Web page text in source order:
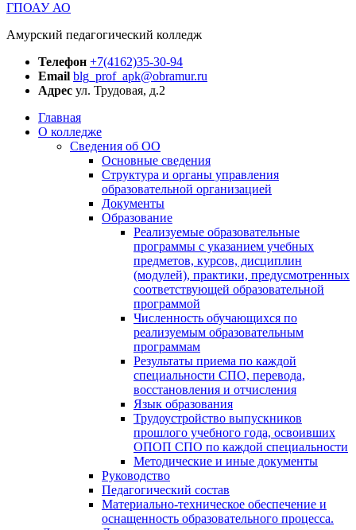
ГПОАУ АО
Амурский педагогический колледж
Телефон +7(4162)35-30-94
Email blg_prof_apk@obramur.ru
Адрес ул. Трудовая, д.2
Главная
О колледже
Сведения об ОО
Основные сведения
Структура и органы управления
образовательной организацией
Документы
Образование
Реализуемые образовательные
программы с указанием учебных
предметов, курсов, дисциплин
(модулей), практики, предусмотренных
соответствующей образовательной
программой
Численность обучающихся по
реализуемым образовательным
программам
Результаты приема по каждой
специальности СПО, перевода,
восстановления и отчисления
Язык образования
Трудоустройство выпускников
прошлого учебного года, освоивших
ОПОП СПО по каждой специальности
Методические и иные документы
Руководство
Педагогический состав
Материально-техническое обеспечение и
оснащенность образовательного процесса.